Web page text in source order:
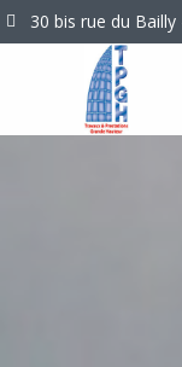
30 bis rue du